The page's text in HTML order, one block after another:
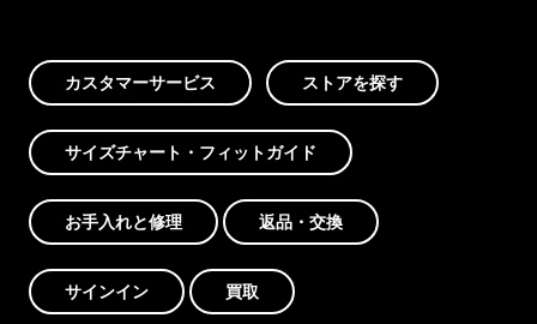
カスタマーサービス ストアを探す
サイズチャート・フィットガイド
お手入れと修理 返品・交換
サインイン 買取